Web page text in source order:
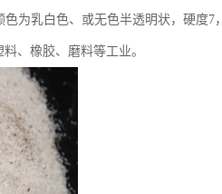
为乳白色、或无色半透明状，硬度7，
、橡胶、磨料等工业。